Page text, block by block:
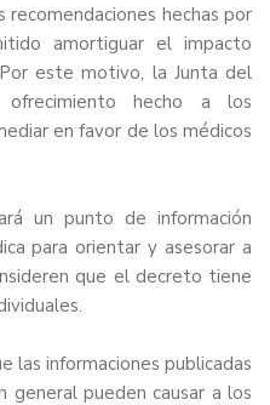
recomendaciones hechas por
amortiguar el impacto
este motivo, la Junta del
hecho a los
en favor de los médicos
un punto de información
para orientar y asesorar a
que el decreto tiene
las informaciones publicadas
general pueden causar a los